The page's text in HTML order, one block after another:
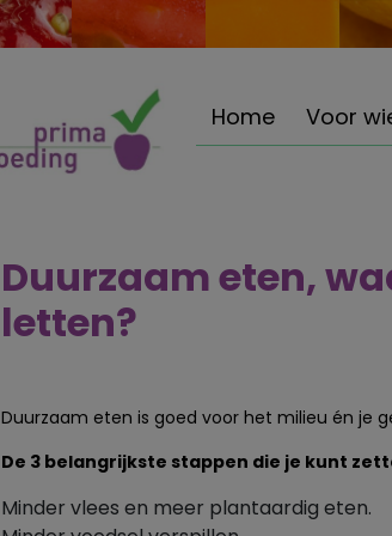
Home Voor
Duurzaam eten,
letten?
Duurzaam eten is goed voor het milieu én je
De 3 belangrijkste stappen die je kunt
Minder vlees en meer plantaardig eten.